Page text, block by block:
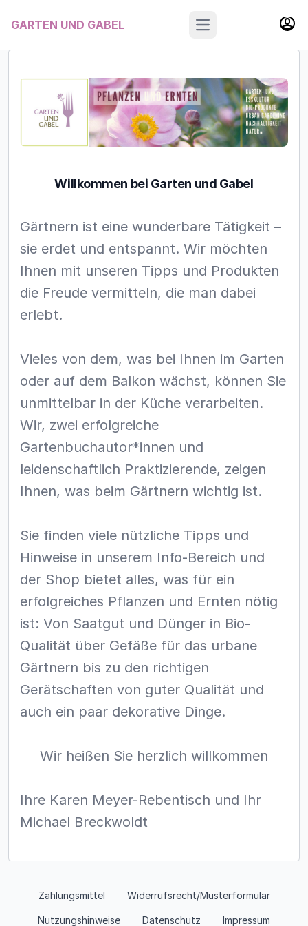
GARTEN UND GABEL Open main menu
Willkommen bei Garten und Gabel
Gärtnern ist eine wunderbare Tätigkeit –
sie erdet und entspannt. Wir möchten
Ihnen mit unseren Tipps und Produkten
die Freude vermitteln, die man dabei
erlebt.
Vieles von dem, was bei Ihnen im Garten
oder auf dem Balkon wächst, können Sie
unmittelbar in der Küche verarbeiten.
Wir, zwei erfolgreiche
Gartenbuchautor*innen und
leidenschaftlich Praktizierende, zeigen
Ihnen, was beim Gärtnern wichtig ist.
Sie finden viele nützliche Tipps und
Hinweise in unserem Info-Bereich und
der Shop bietet alles, was für ein
erfolgreiches Pflanzen und Ernten nötig
ist: Von Saatgut und Dünger in Bio-
Qualität über Gefäße für das urbane
Gärtnern bis zu den richtigen
Gerätschaften von guter Qualität und
auch ein paar dekorative Dinge.
Wir heißen Sie herzlich willkommen
Ihre Karen Meyer-Rebentisch und Ihr
Michael Breckwoldt
Zahlungsmittel Widerrufsrecht/Musterformular
Nutzungshinweise Datenschutz Impressum